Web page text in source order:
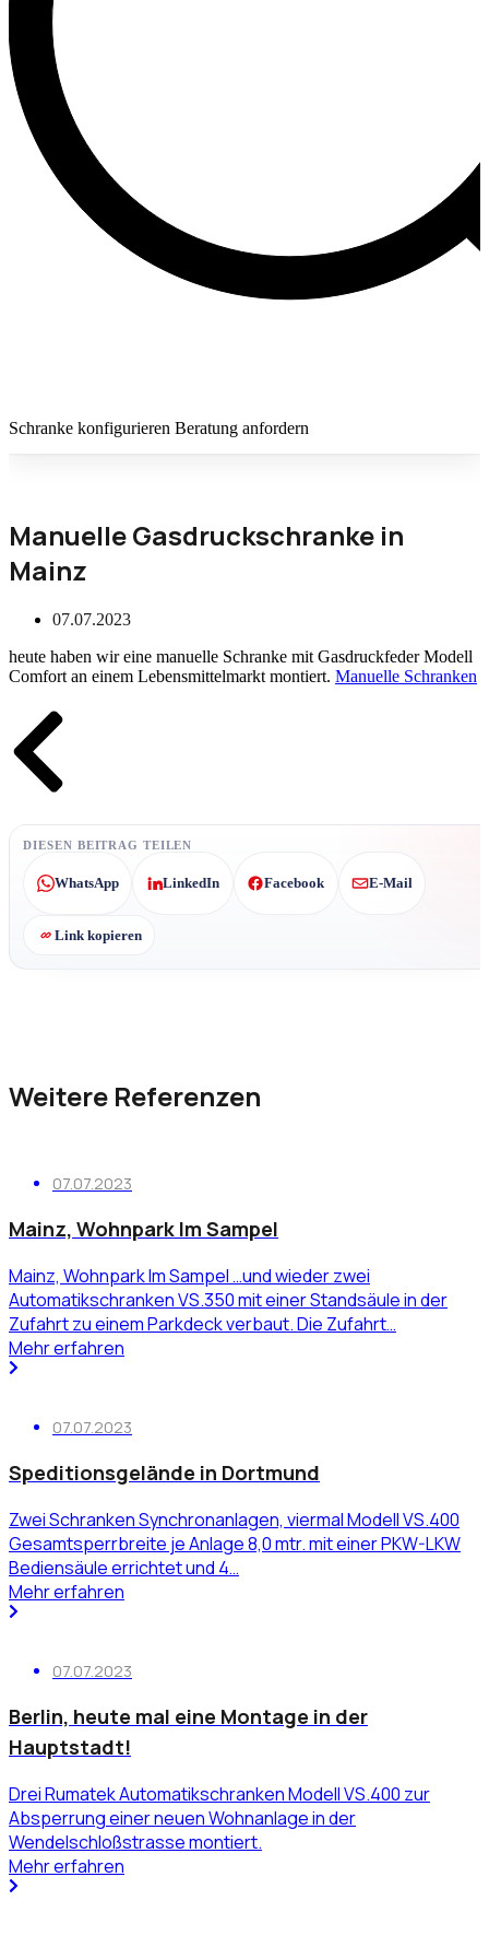
Schranke konfigurieren Beratung anfordern
Manuelle Gasdruckschranke in
Mainz
07.07.2023
heute haben wir eine manuelle Schranke mit Gasdruckfeder Modell
Comfort an einem Lebensmittelmarkt montiert. Manuelle Schranken
DIESEN BEITRAG TEILEN
WhatsApp LinkedIn Facebook E-Mail
Link kopieren
Weitere Referenzen
07.07.2023
Mainz, Wohnpark Im Sampel
Mainz, Wohnpark Im Sampel …und wieder zwei
Automatikschranken VS.350 mit einer Standsäule in der
Zufahrt zu einem Parkdeck verbaut. Die Zufahrt…
Mehr erfahren
07.07.2023
Speditionsgelände in Dortmund
Zwei Schranken Synchronanlagen, viermal Modell VS.400
Gesamtsperrbreite je Anlage 8,0 mtr. mit einer PKW-LKW
Bediensäule errichtet und 4…
Mehr erfahren
07.07.2023
Berlin, heute mal eine Montage in der
Hauptstadt!
Drei Rumatek Automatikschranken Modell VS.400 zur
Absperrung einer neuen Wohnanlage in der
Wendelschloßstrasse montiert.
Mehr erfahren